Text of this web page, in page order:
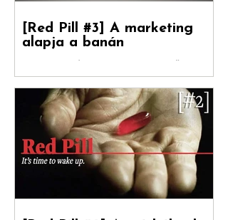
alapja a banán
Debreceni Jánossal , a Hogyan nőnek a
márkák című könyv fordítójával Kovács
Levente [ White Rabbit kreatívigazgató,
Reklámtörténet...